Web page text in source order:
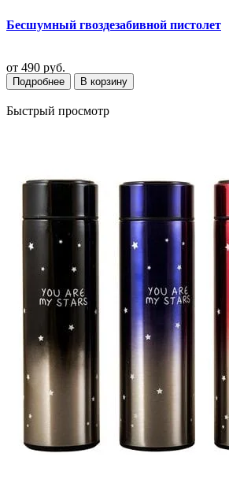
Бесшумный гвоздезабивной пистолет
от 490 руб.
Подробнее В корзину
Быстрый просмотр